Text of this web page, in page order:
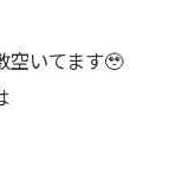
空いてます🥹